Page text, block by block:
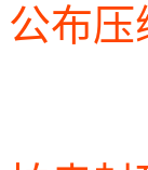
公布压